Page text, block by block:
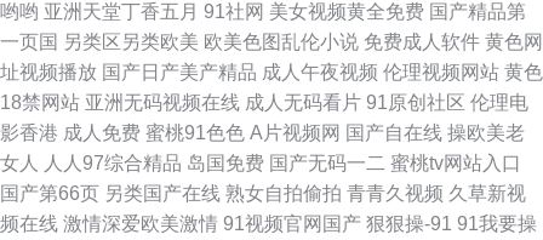
哟哟 亚洲天堂丁香五月 91社网 美女视频黄全免费 国产精品第
一页国 另类区另类欧美 欧美色图乱伦小说 免费成人软件 黄色网
址视频播放 国产日产美产精品 成人午夜视频 伦理视频网站 黄色
18禁网站 亚洲无码视频在线 成人无码看片 91原创社区 伦理电
影香港 成人免费 蜜桃91色色 A片视频网 国产自在线 操欧美老
女人
人人97综合精品 岛国免费 国产无码一二 蜜桃tv网站入口
国产第66页 另类国产在线 熟女自拍偷拍 青青久视频 久草新视
频在线 激情深爱欧美激情 91视频官网国产 狠狠操-91 91我要操